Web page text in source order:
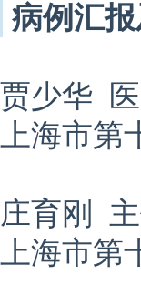
病例汇
贾少华
上海市
庄育刚
上海市